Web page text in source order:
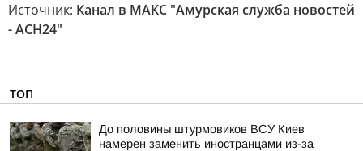
Источник: Канал в МАКС "Амурская служба новостей
- АСН24"
ТОП
До половины штурмовиков ВСУ Киев
намерен заменить иностранцами из-за